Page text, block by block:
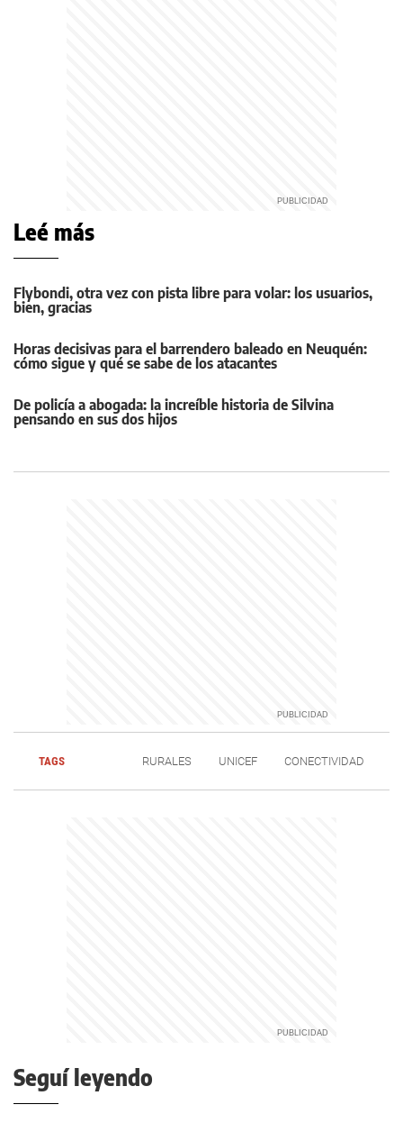
Leé más
Flybondi, otra vez con pista libre para volar: los usuarios,
bien, gracias
Horas decisivas para el barrendero baleado en Neuquén:
cómo sigue y qué se sabe de los atacantes
De policía a abogada: la increíble historia de Silvina
pensando en sus dos hijos
TAGS RURALES UNICEF CONECTIVIDAD
Seguí leyendo